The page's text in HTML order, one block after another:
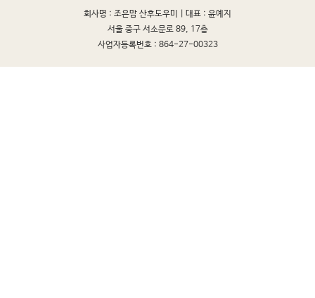
회사명 : 조은맘 산후도우미 | 대표 : 윤예지
서울 중구 서소문로 89, 17층
사업자등록번호 : 864-27-00323